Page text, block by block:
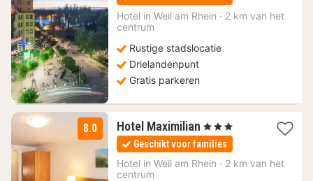
vanaf
104
Hotel in Weil am Rhein · 2 km van het
centrum
Rustige stadslocatie
Drielandenpunt
Gratis parkeren
8.0 Hotel Maximilian 1
nacht
vanaf
103,40
, 3 Sterren
Geschikt voor families
Hotel in Weil am Rhein · 2 km van het
centrum